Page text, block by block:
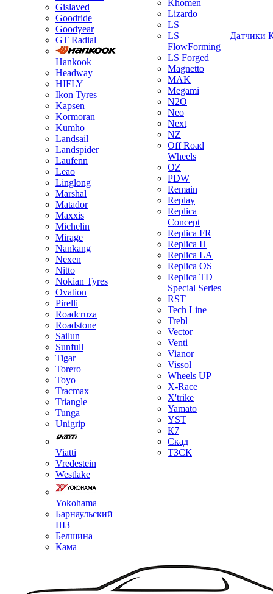
Gislaved
Goodride
Goodyear
GT Radial
Hankook
Headway
HIFLY
Ikon Tyres
Kapsen
Kormoran
Kumho
Landsail
Landspider
Laufenn
Leao
Linglong
Marshal
Matador
Maxxis
Michelin
Mirage
Nankang
Nexen
Nitto
Nokian Tyres
Ovation
Pirelli
Roadcruza
Roadstone
Sailun
Sunfull
Tigar
Torero
Toyo
Tracmax
Triangle
Tunga
Unigrip
Viatti
Vredestein
Westlake
Yokohama
Барнаульский
ШЗ
Белшина
Кама
Khomen
Lizardo
LS
LS
FlowForming
LS Forged
Magnetto
MAK
Megami
N2O
Neo
Next
NZ
Off Road
Wheels
OZ
PDW
Remain
Replay
Replica
Concept
Replica FR
Replica H
Replica LA
Replica OS
Replica TD
Special Series
RST
Tech Line
Trebl
Vector
Venti
Vianor
Vissol
Wheels UP
X-Race
X'trike
Yamato
YST
К7
Скад
ТЗСК
Датчики